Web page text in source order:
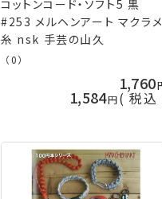
コットンコード・ソフト5 黒
#253 メルヘンアート マクラメ
糸 nsk 手芸の山久
（0）
1,760
1,584 税込